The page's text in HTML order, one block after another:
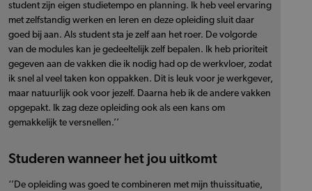
student zijn eigen studietempo en planning. Ik heb veel ervaring
met zelfstandig werken en leren en deze opleiding sluit daar
goed bij aan. Als student sta je zelf aan het roer. De volgorde
van de modules kan je gedeeltelijk zelf bepalen. Ik heb prioriteit
gegeven aan de vakken die ik nodig had op de werkvloer, zodat
ik snel al veel taken kon oppakken. Dit is leuk voor je werkgever,
maar natuurlijk ook voor jezelf. Daarna heb ik de andere vakken
opgepakt. Ik zag deze opleiding ook als een kans om
gemakkelijk te versnellen.’’
Studeren wanneer het jou uitkomt
‘’De opleiding was goed te combineren met mijn thuissituatie,